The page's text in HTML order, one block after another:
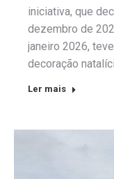
iniciativa, que
dezembro de
janeiro 2026,
decoração
Ler mais